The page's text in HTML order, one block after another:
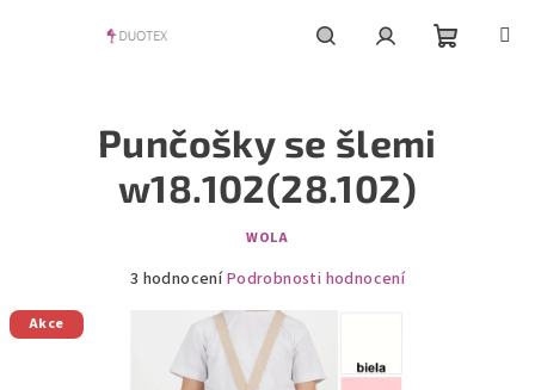
Punčošky se šlemi
w18.102(28.102)
WOLA
Průměrné
produktu
3 hodnoceníPodrobnosti hodnocení
Akce